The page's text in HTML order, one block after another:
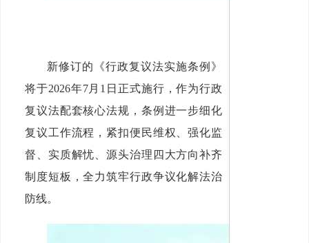
新修订的《行政复议法实施条例》
将于2026年7月1日正式施行，作为行政
复议法配套核心法规，条例进一步细化
复议工作流程，紧扣便民维权、强化监
督、实质解忧、源头治理四大方向补齐
制度短板，全力筑牢行政争议化解法治
防线。